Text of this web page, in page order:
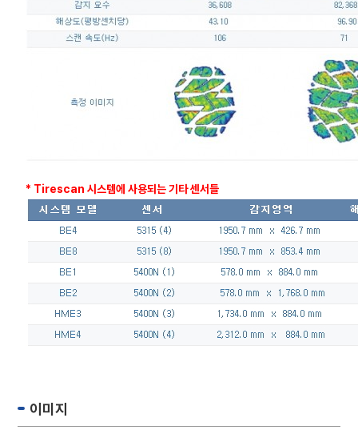
* Tirescan 시스템에 사용되는 기타 센서들
이미지